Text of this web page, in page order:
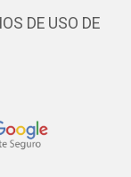
DE USO DE